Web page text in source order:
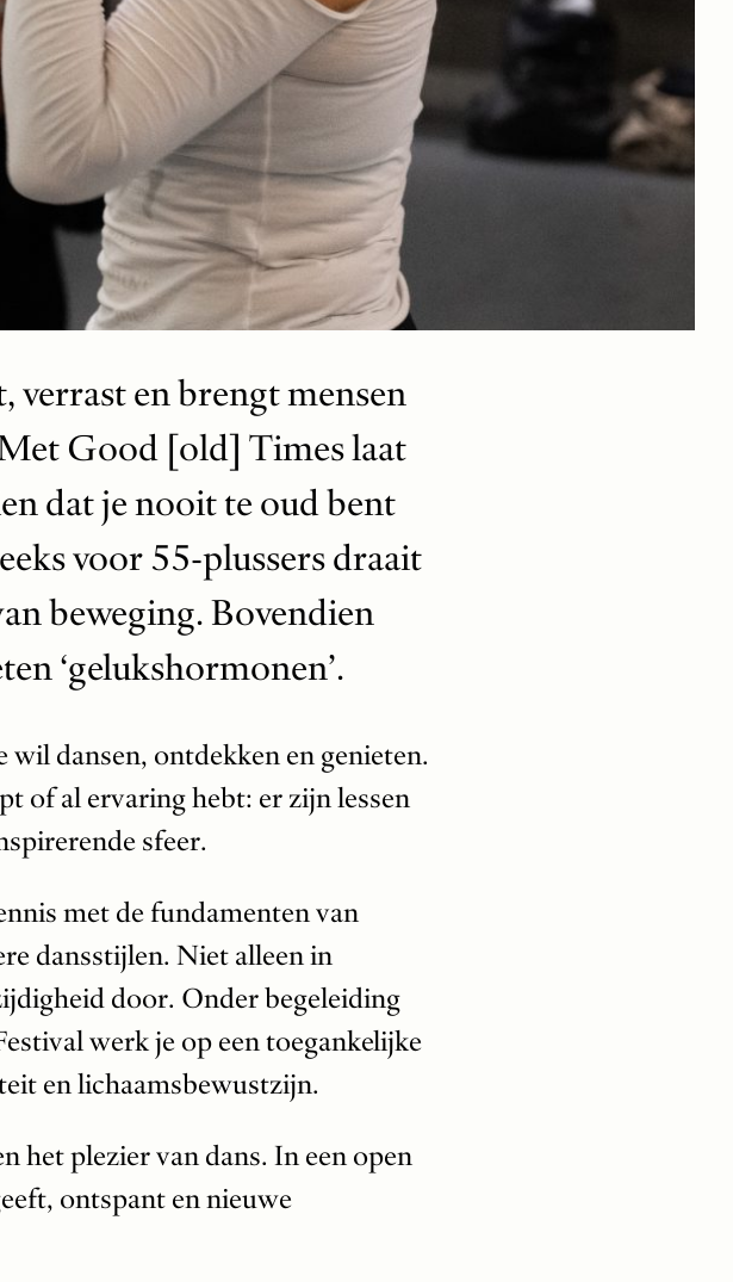
verrast en brengt mensen
Good [old] Times laat
dat je nooit te oud bent
voor 55-plussers draait
beweging. Bovendien
‘gelukshormonen’.
dansen, ontdekken en genieten.
of al ervaring hebt: er zijn lessen
sfeer.
met de fundamenten van
dansstijlen. Niet alleen in
door. Onder begeleiding
werk je op een toegankelijke
en lichaamsbewustzijn.
het plezier van dans. In een open
ontspant en nieuwe